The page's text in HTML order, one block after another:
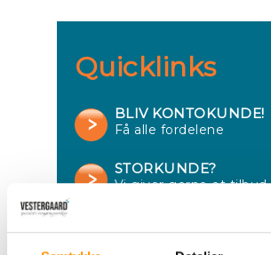
Quicklinks
BLIV KONTOKUNDE!
Få alle fordelene
STORKUNDE?
Vi giver gerne et tilbud.